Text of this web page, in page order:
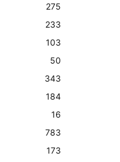
275
233
103
50
343
184
16
783
173